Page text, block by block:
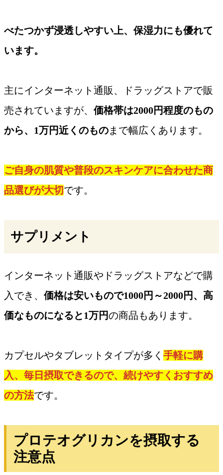
べたつかず浸透しやすい上、保湿力にも優れて
います。
主にインターネット通販、ドラッグストアで販
売されていますが、 価格帯は2000円程度のもの
から、1万円近くのものまで幅広くあります。
ご自身の肌質や普段のスキンケアに合わせた商
品選びが大切です。
サプリメント
インターネット通販やドラッグストアなどで購
入でき、 価格は安いもので1000円～2000円、高
価なものになると1万円の商品もあります。
カプセルやタブレットタイプが多く 手軽に購
入、毎日摂取できるので、続けやすくおすすめ
の方法です。
プロテオグリカンを摂取する
注意点